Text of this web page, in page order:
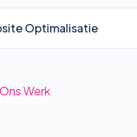
Optimalisatie
Werk